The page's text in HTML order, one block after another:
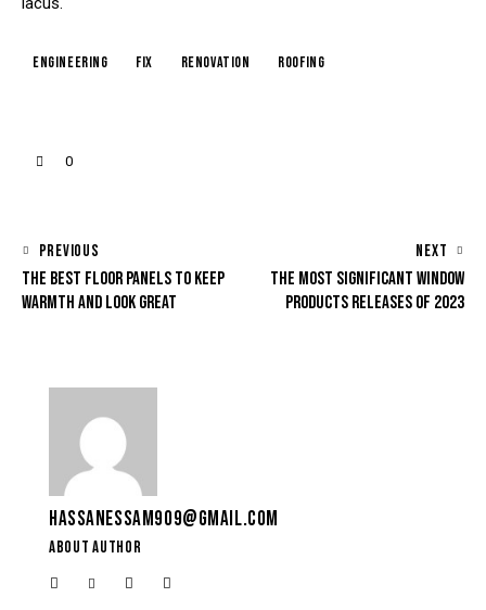
engineering fix renovation roofing
0
PREVIOUS
THE BEST FLOOR PANELS TO KEEP
WARMTH AND LOOK GREAT
NEXT
THE MOST SIGNIFICANT WINDOW
PRODUCTS RELEASES OF 2023
HASSANESSAM909@GMAIL.COM
ABOUT AUTHOR